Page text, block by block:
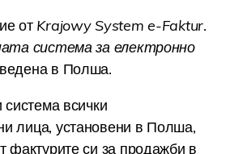
от Krajowy System e-Faktur.
система за електронно
в Полша.
всички
лица, установени в Полша,
фактурите си за продажби в